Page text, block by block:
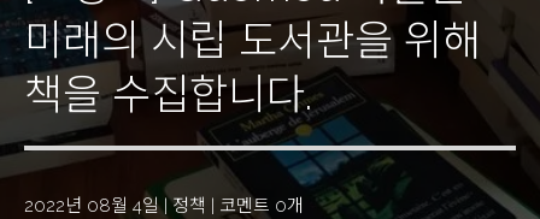
미래의 시립 도서관을 위해
책을 수집합니다.
2022년 08월 4일|정책 | 코멘트 0개